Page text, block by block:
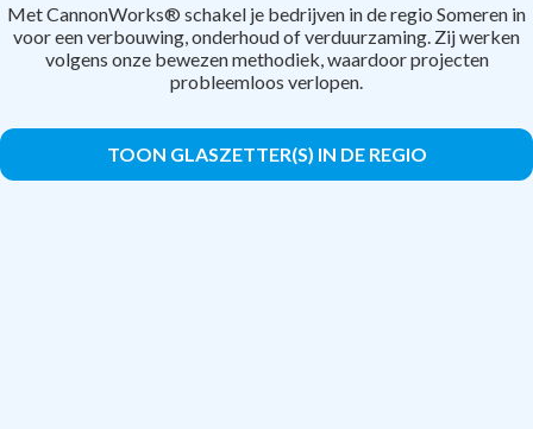
Met CannonWorks® schakel je bedrijven in de regio Someren in
voor een verbouwing, onderhoud of verduurzaming. Zij werken
volgens onze bewezen methodiek, waardoor projecten
probleemloos verlopen.
TOON GLASZETTER(S) IN DE REGIO